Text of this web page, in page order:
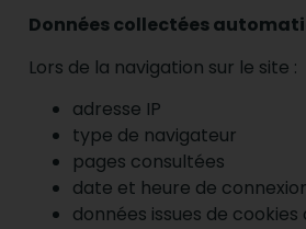
Données collectées
Lors de la navigation sur le site :
adresse IP
type de navigateur
pages consultées
date et heure de
données issues de